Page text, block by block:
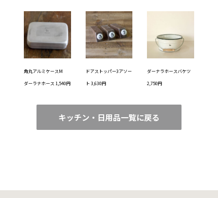
角丸アルミケースM
ダーラナホース 1,540円
ドアストッパー3アソー
ト 3,630円
ダーナラホースバケツ
2,750円
キッチン・日用品一覧に戻る